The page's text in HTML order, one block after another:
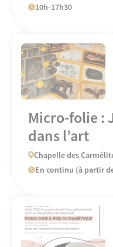
10h-17h30
Micro-folie :
dans l’art
Chapelle des
En continu (à partir